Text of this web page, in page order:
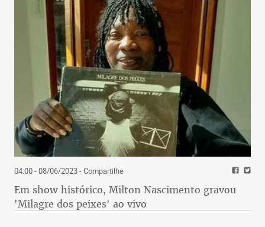
04:00 - 08/06/2023- Compartilhe
Em show histórico, Milton Nascimento gravou
'Milagre dos peixes' ao vivo